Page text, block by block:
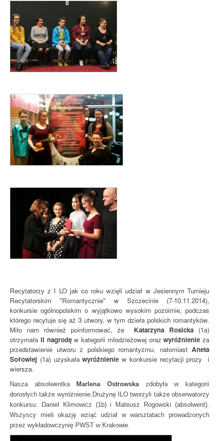
Recytatorzy z I LO jak co roku wzięli udział w Jesiennym Turnieju
Recytatorskim "Romantycznie" w Szczecinie (7-10.11.2014),
konkursie ogólnopolskim o wyjątkowo wysokim pozoimie, podczas
którego recytuje się aż 3 utwory, w tym dzieła polskich romantyków.
Miło nam również poinformować, że
Katarzyna Rosicka (1a)
otrzymała II nagrodęw kategorii młodzieżowej orazwyróżnienie za
przedstawienie utworu z polskiego romantyzmu, natomiast Aneta
Sołowiej (1a) uzyskaławyróżnienie w konkursie recytacji prozy i
wiersza.
Nasza absolwentka Marlena Ostrowskazdobyła w kategorii
dorosłych także wyróżnienie.Drużynę ILO tworzyli także obserwatorzy
konkursu: Daniel Klimowicz (1b) i Mateusz Rogowski (absolwent).
Wszyscy mieli okazję wziąć udział w warsztatach prowadzonych
przez wykładowczynię PWST w Krakowie.